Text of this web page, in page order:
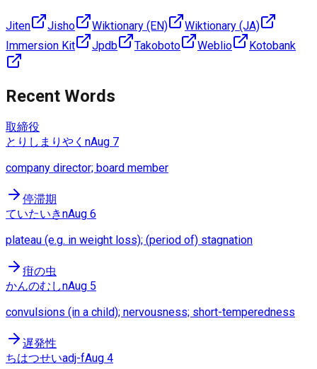
Jiten Jisho Wiktionary (EN)
Wiktionary (JA)
Immersion Kit
Jpdb Takoboto Weblio Kotobank
Recent Words
取締役
とりしまりやく nAug 7
company director; board member
停滞期
ていたいきnAug 6
plateau (e.g. in weight loss); (period of) stagnation
疳の虫
かんのむしnAug 5
convulsions (in a child); nervousness; short-temperedness
遅発性
ちはつせいadj-fAug 4